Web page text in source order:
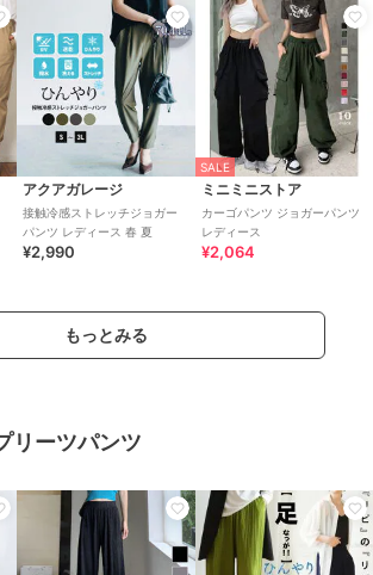
アクアガレージ
接触冷感ストレッチジョガー
パンツ レディース 春 夏
¥2,990
SALE
ミニミニストア
カーゴパンツ ジョガーパンツ
レディース
¥2,064
もっとみる
リーツパンツ